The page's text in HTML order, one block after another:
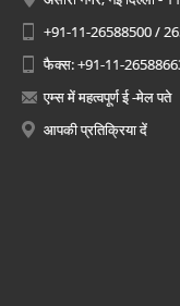
+91-11-26588500 /
फैक्स: +91-11-
एम्स में महत्वपूर्ण ई -मेल पते
आपकी प्रतिक्रिया दें